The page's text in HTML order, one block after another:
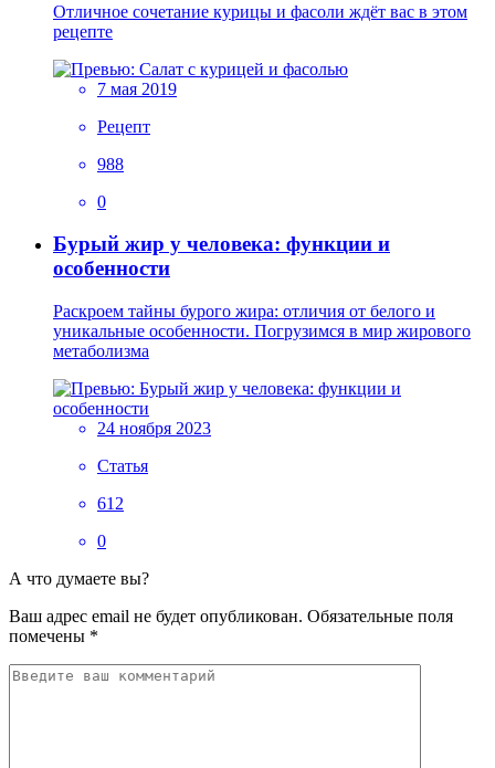
Отличное сочетание курицы и фасоли ждёт вас в этом
рецепте
7 мая 2019
Рецепт
988
0
Бурый жир у человека: функции и
особенности
Раскроем тайны бурого жира: отличия от белого и
уникальные особенности. Погрузимся в мир жирового
метаболизма
24 ноября 2023
Статья
612
0
А что думаете вы?
Ваш адрес email не будет опубликован. Обязательные поля
помечены *